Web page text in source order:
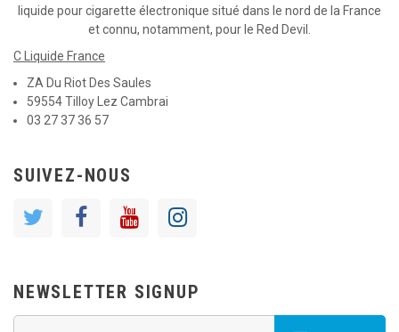
liquide pour cigarette électronique situé dans le nord de la France
et connu, notamment, pour le Red Devil.
C Liquide France
ZA Du Riot Des Saules
59554 Tilloy Lez Cambrai
03 27 37 36 57
SUIVEZ-NOUS
NEWSLETTER SIGNUP